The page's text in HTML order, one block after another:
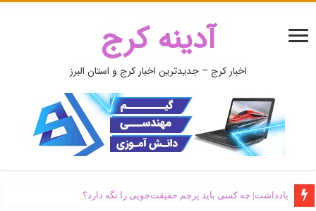
آدینه کرج
اخبار کرج – جدیدترین اخبار کرج و استان البرز
یادداشت| ‌چه کسی باید پرچم حقیقت‌جویی را نگه دارد؟